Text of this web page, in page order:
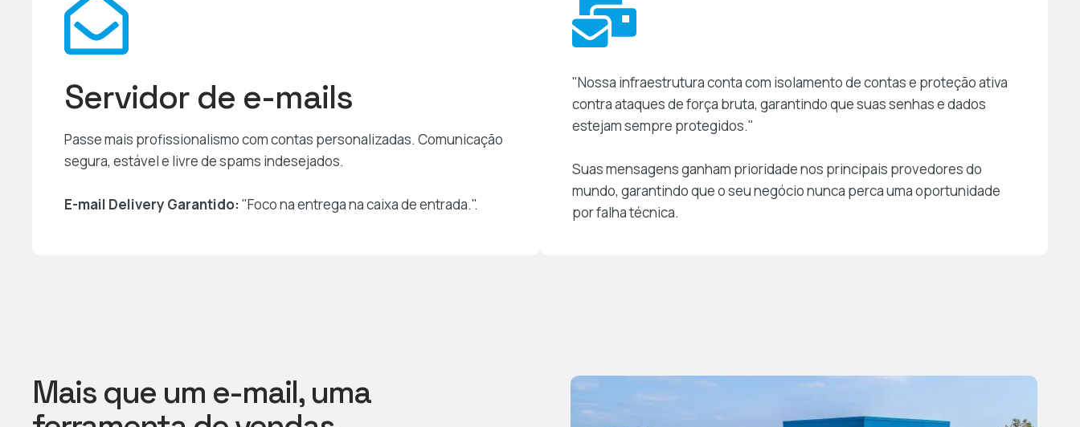
Servidor de e-mails
Passe mais profissionalismo com contas personalizadas. Comunicação
segura, estável e livre de spams indesejados.
E-mail Delivery Garantido:"Foco na entrega na caixa de entrada.".
"Nossa infraestrutura conta com isolamento de contas e proteção ativa
contra ataques de força bruta, garantindo que suas senhas e dados
estejam sempre protegidos."
Suas mensagens ganham prioridade nos principais provedores do
mundo, garantindo que o seu negócio nunca perca uma oportunidade
por falha técnica.
Mais que um e-mail, uma